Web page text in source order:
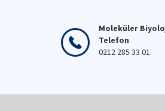
Moleküler
Telefon
0212 285 33 01